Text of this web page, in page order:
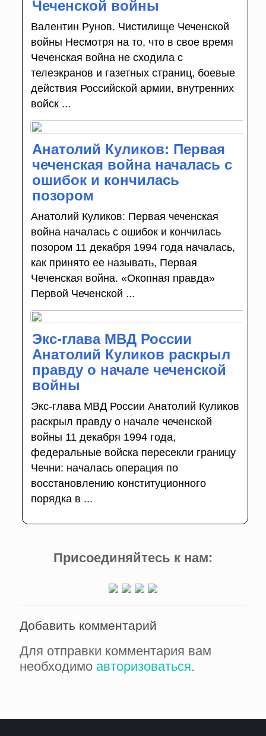
Чеченской войны
Валентин Рунов. Чистилище Чеченской
войны Несмотря на то, что в свое время
Чеченская война не сходила с
телеэкранов и газетных страниц, боевые
действия Российской армии, внутренних
войск ...
Анатолий Куликов: Первая
чеченская война началась с
ошибок и кончилась
позором
Анатолий Куликов: Первая чеченская
война началась с ошибок и кончилась
позором 11 декабря 1994 года началась,
как принято ее называть, Первая
Чеченская война. «Окопная правда»
Первой Чеченской ...
Экс-глава МВД России
Анатолий Куликов раскрыл
правду о начале чеченской
войны
Экс-глава МВД России Анатолий Куликов
раскрыл правду о начале чеченской
войны 11 декабря 1994 года,
федеральные войска пересекли границу
Чечни: началась операция по
восстановлению конституционного
порядка в ...
Присоединяйтесь к нам:
Добавить комментарий
Для отправки комментария вам
необходимо авторизоваться.